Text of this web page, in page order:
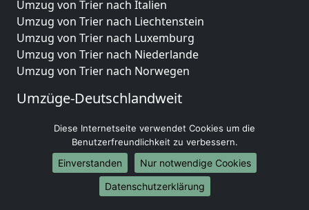
Umzug von Trier nach Italien
Umzug von Trier nach Liechtenstein
Umzug von Trier nach Luxemburg
Umzug von Trier nach Niederlande
Umzug von Trier nach Norwegen
Umzüge-Deutschlandweit
Umzug von Trier nach Hamburg
Umzug von Trier nach München
Umzug von Trier nach Köln
Umzug von Trier nach Frankfurt am Main
Diese Internetseite verwendet Cookies um die
Benutzerfreundlichkeit zu verbessern.
Einverstanden
Nur notwendige Cookies
Datenschutzerklärung